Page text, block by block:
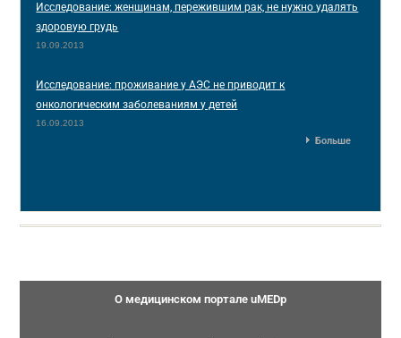
Исследование: женщинам, пережившим рак, не нужно удалять
здоровую грудь
19.09.2013
Исследование: проживание у АЭС не приводит к
онкологическим заболеваниям у детей
16.09.2013
Больше
О медицинском портале uMEDp